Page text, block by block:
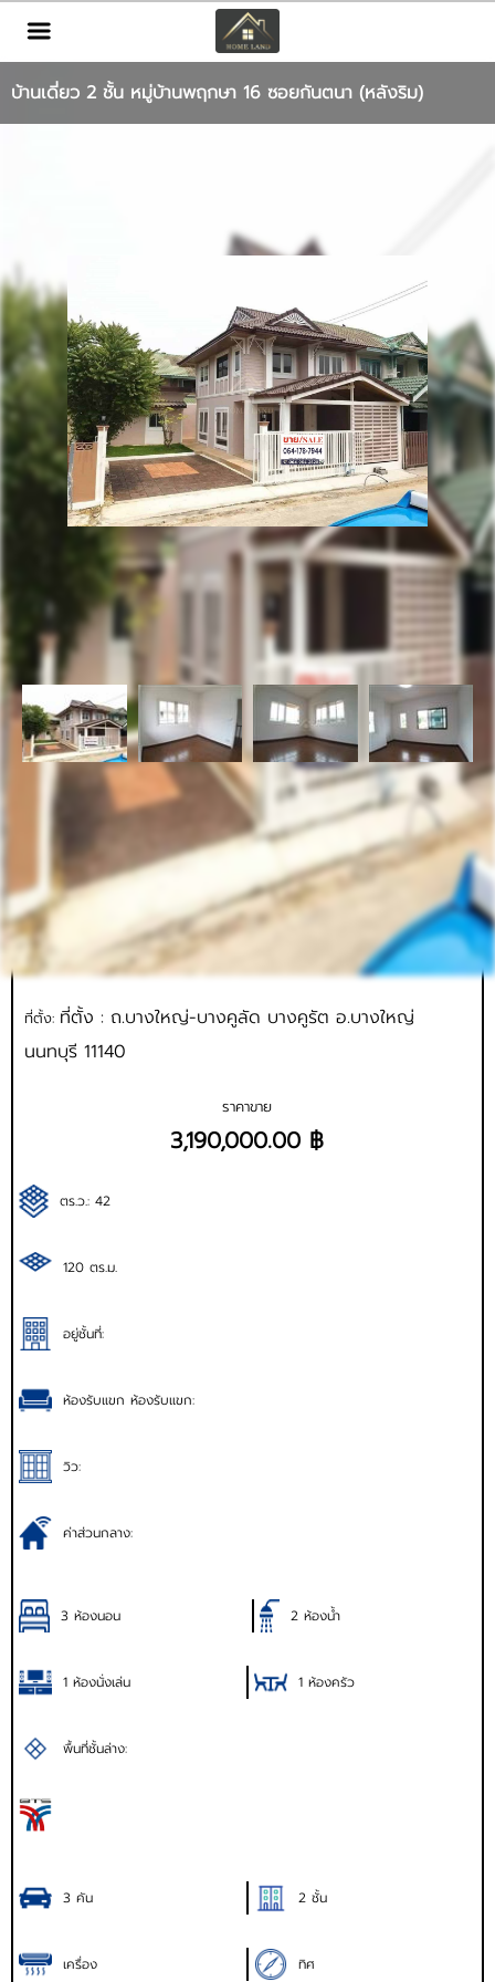
TH
เข้าสู่ระบบ สมัครสมาชิก
บริการ
ข่าวสาร
ติดต่อ
เพิ่มเติม
บ้านเดี่ยว 2 ชั้น หมู่บ้านพฤกษา 16 ซอยกันตนา (หลังริม)
รหัสทรัพย์BHL256
อัพเดท 8/8/2023 10:29 AM
บ้านเดี่ยว 2 ชั้น หมู่บ้านพฤกษา 16 ซอยกันตนา (หลังริม)
ที่ตั้ง: ที่ตั้ง : ถ.บางใหญ่-บางคูลัด บางคูรัต อ.บางใหญ่
นนทบุรี 11140
ราคาขาย
3,190,000.00 ฿
ตร.ว.: 42
120 ตร.ม.
อยู่ชั้นที่:
ห้องรับแขก ห้องรับแขก:
วิว:
ค่าส่วนกลาง:
3 ห้องนอน 2 ห้องน้ำ
1 ห้องนั่งเล่น 1 ห้องครัว
พื้นที่ชั้นล่าง:
3 คัน 2 ชั้น
เครื่อง ทิศ